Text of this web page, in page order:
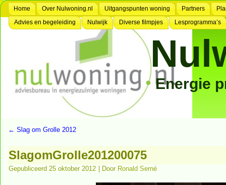
Home Over Nulwoning.nl Uitgangspunten woning Partners
Advies en begeleiding
Nulwijk Diverse filmpjes Lesprogramma’s
Energie
← Slag om Grolle 2012
SlagomGrolle201200075
Gepubliceerd 25 oktober 2012 Door Ronald Serné